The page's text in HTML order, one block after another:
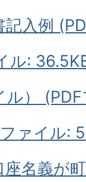
記入例
ル:
ル）
ァイル:
名義が